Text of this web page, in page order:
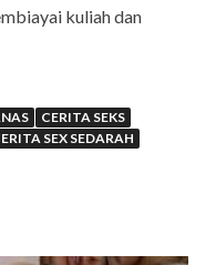
kuliah dan
CERITA SEKS
SEX SEDARAH